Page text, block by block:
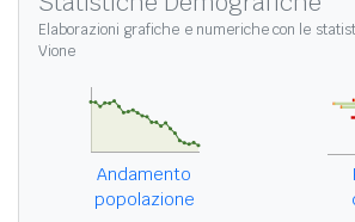
Elaborazioni grafiche e numeriche con le
Vione
Andamento
popolazione